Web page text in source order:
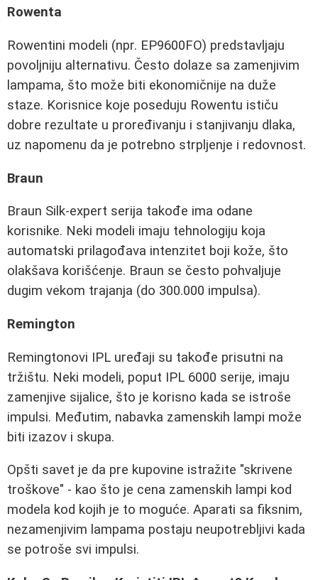
Rowenta
Rowentini modeli (npr. EP9600FO) predstavljaju
povoljniju alternativu. Često dolaze sa zamenjivim
lampama, što može biti ekonomičnije na duže
staze. Korisnice koje poseduju Rowentu ističu
dobre rezultate u proređivanju i stanjivanju dlaka,
uz napomenu da je potrebno strpljenje i redovnost.
Braun
Braun Silk-expert serija takođe ima odane
korisnike. Neki modeli imaju tehnologiju koja
automatski prilagođava intenzitet boji kože, što
olakšava korišćenje. Braun se često pohvaljuje
dugim vekom trajanja (do 300.000 impulsa).
Remington
Remingtonovi IPL uređaji su takođe prisutni na
tržištu. Neki modeli, poput IPL 6000 serije, imaju
zamenjive sijalice, što je korisno kada se istroše
impulsi. Međutim, nabavka zamenskih lampi može
biti izazov i skupa.
Opšti savet je da pre kupovine istražite "skrivene
troškove" - kao što je cena zamenskih lampi kod
modela kod kojih je to moguće. Aparati sa fiksnim,
nezamenjivim lampama postaju neupotrebljivi kada
se potroše svi impulsi.